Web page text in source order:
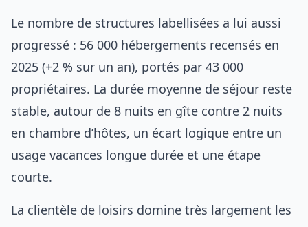
Le nombre de structures labellisées a lui aussi
progressé : 56 000 hébergements recensés en
2025 (+2 % sur un an), portés par 43 000
propriétaires. La durée moyenne de séjour reste
stable, autour de 8 nuits en gîte contre 2 nuits
en chambre d’hôtes, un écart logique entre un
usage vacances longue durée et une étape
courte.
La clientèle de loisirs domine très largement les